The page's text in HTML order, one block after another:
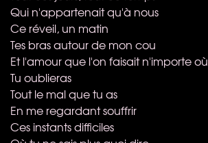
Qui n'appartenait qu'à nous
Ce réveil, un matin
Tes bras autour de mon cou
Et l'amour que l'on faisait n'importe où
Tu oublieras
Tout le mal que tu as
En me regardant souffrir
Ces instants difficiles